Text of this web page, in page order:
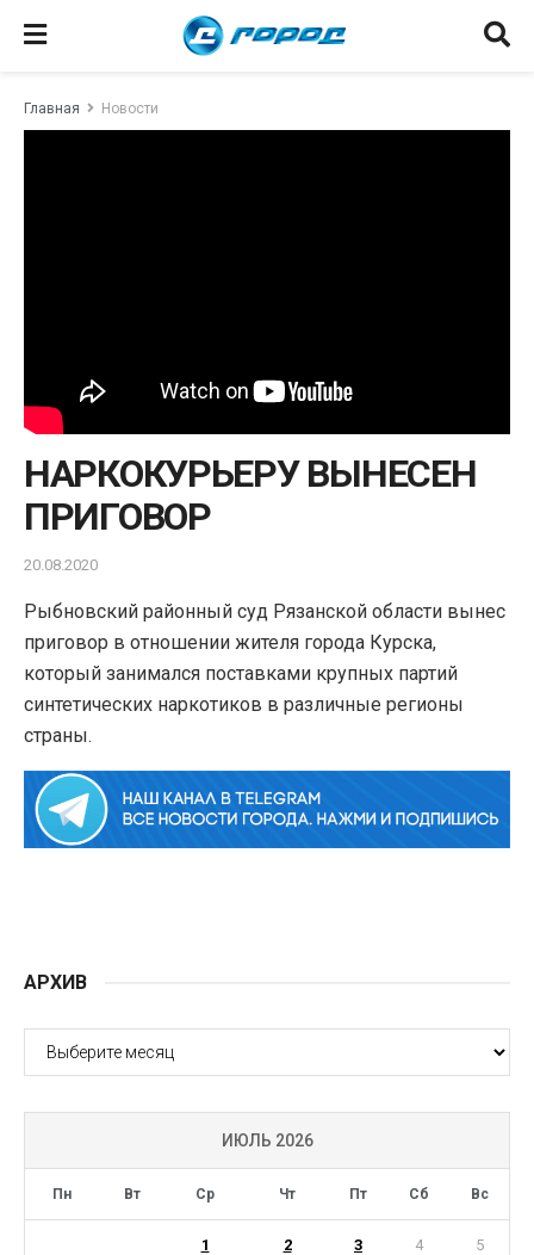
Главная Новости
НАРКОКУРЬЕРУ ВЫНЕСЕН
ПРИГОВОР
20.08.2020
Рыбновский районный суд Рязанской области вынес
приговор в отношении жителя города Курска,
который занимался поставками крупных партий
синтетических наркотиков в различные регионы
страны.
АРХИВ
АРХИВ
ИЮЛЬ 2026
Пн Вт Ср Чт Пт Сб Вс
1 2 3 4 5